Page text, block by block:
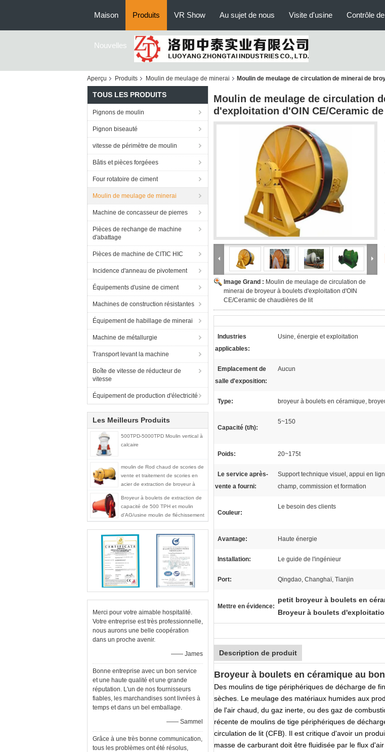
Maison Produits VR Show Au sujet de nous Visite d'usine Contrôle
Nouvelles
Aperçu Produits Moulin de meulage de minerai Moulin de meulage de circulation de minerai de
TOUS LES PRODUITS
Pignons de moulin
Pignon biseauté
vitesse de périmètre de moulin
Bâtis et pièces forgéees
Four rotatoire de ciment
Moulin de meulage de minerai
Machine de concasseur de pierres
Pièces de rechange de machine
d'abattage
Pièces de machine de CITIC HIC
Incidence d'anneau de pivotement
Équipements d'usine de ciment
Machines de construction résistantes
Équipement de habillage de minerai
Machine de métallurgie
Transport levant la machine
Boîte de vitesse de réducteur de
vitesse
Équipement de production d'électricité
Les Meilleurs Produits
500TPD-5000TPD Moulin vertical à
calcaire
moulin de Rod chaud de scories de
vente et traitement de scories en
acier de extraction de broyeur à
Broyeur à boulets de extraction de
capacité de 500 TPH et moulin
d'AG/usine moulin de fléchissement
pour l'usine de minerai
Merci pour votre aimable hospitalité.
Votre entreprise est très professionnelle,
nous aurons une belle coopération
dans un proche avenir.
—— James
Bonne entreprise avec un bon service
et une haute qualité et une grande
réputation. L'un de nos fournisseurs
fiables, les marchandises sont livrées à
temps et dans un bel emballage.
—— Sammel
Grâce à une très bonne communication,
tous les problèmes ont été résolus,
Moulin de meulage de circulation
d'exploitation d'OIN CE/Ceramic
Image Grand : Moulin de meulage de circulation de
minerai de broyeur à boulets d'exploitation d'OIN
CE/Ceramic de chaudières de lit
Industries
applicables:
Usine, énergie et exploitation
Emplacement de
salle d'exposition:
Aucun
Type: broyeur à boulets en céramique,
Capacité (t/h):
5~150
Poids: 20~175t
Le service après-
vente a fourni:
Support technique visuel, appui en
champ, commission et formation
Couleur:
Le besoin des clients
Avantage: Haute énergie
Installation: Le guide de l'ingénieur
Port: Qingdao, Changhaï, Tianjin
Mettre en évidence:
petit broyeur à boulets en
Broyeur à boulets
Description de produit
Broyeur à boulets en céramique au
Des moulins de tige périphériques de décharge de
sèches. Le meulage des matériaux humides aux
de l'air chaud, du gaz inerte, ou des gaz de
récente de moulins de tige périphériques de
circulation de lit (CFB). Il est critique d'avoir un
masse de carburant doit être fluidisée par le flux